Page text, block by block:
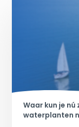
Waar kun je
waterplanten